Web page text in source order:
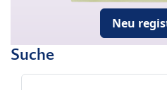
Neu
Suche